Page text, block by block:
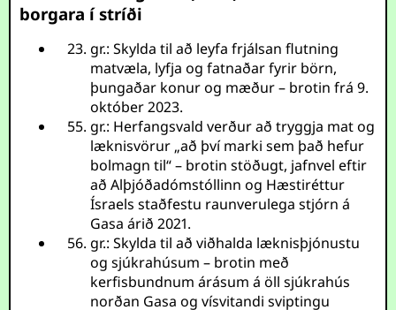
borgara í stríði
gr.: Skylda til að leyfa frjálsan flutning
matvæla, lyfja og fatnaðar fyrir börn,
þungaðar konur og mæður – brotin frá 9.
október 2023.
gr.: Herfangsvald verður að tryggja mat og
læknisvörur „að því marki sem það hefur
bolmagn til“ – brotin stöðugt, jafnvel eftir
að Alþjóðadómstóllinn og Hæstiréttur
Ísraels staðfestu raunverulega stjórn á
Gasa árið 2021.
gr.: Skylda til að viðhalda læknisþjónustu
og sjúkrahúsum – brotin með
kerfisbundnum árásum á öll sjúkrahús
norðan Gasa og vísvitandi sviptingu